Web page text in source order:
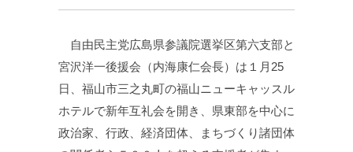
自由民主党広島県参議院選挙区第六支部と
宮沢洋一後援会（内海康仁会長）は１月25
日、福山市三之丸町の福山ニューキャッスル
ホテルで新年互礼会を開き、県東部を中心に
政治家、行政、経済団体、まちづくり諸団体